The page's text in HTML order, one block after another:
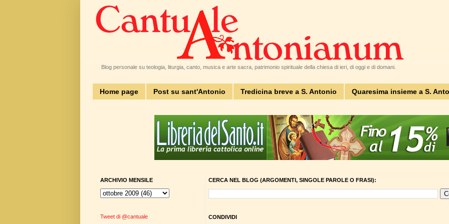
Blog personale su teologia, liturgia, canto, musica e arte sacra, patrimonio spirituale della chiesa di ieri, di oggi e di domani.
Home page Post su sant'Antonio Tredicina breve a S. Antonio Quaresima insieme a S.
CERCA NEL BLOG (ARGOMENTI, SINGOLE PAROLE O FRASI):
CONDIVIDI
ARCHIVIO MENSILE
Tweet di @cantuale